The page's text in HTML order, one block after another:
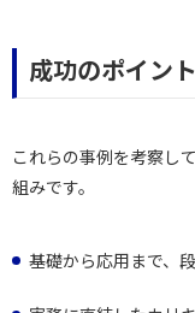
成功のポイント
これらの事例を考察し
組みです。
基礎から応用まで、